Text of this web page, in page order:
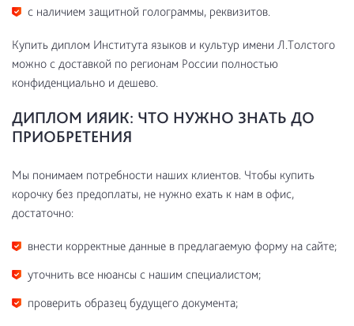
с наличием защитной голограммы, реквизитов.
Купить диплом Института языков и культур имени Л.Толстого
можно с доставкой по регионам России полностью
конфиденциально и дешево.
ДИПЛОМ ИЯИК: ЧТО НУЖНО ЗНАТЬ ДО
ПРИОБРЕТЕНИЯ
Мы понимаем потребности наших клиентов. Чтобы купить
корочку без предоплаты, не нужно ехать к нам в офис,
достаточно:
внести корректные данные в предлагаемую форму на сайте;
уточнить все нюансы с нашим специалистом;
проверить образец будущего документа;